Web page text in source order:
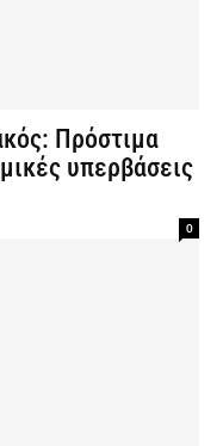
Πρόστιμα
υπερβάσεις
0